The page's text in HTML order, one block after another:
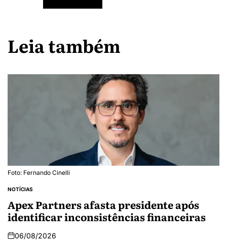
Leia também
Foto: Fernando Cinelli
NOTÍCIAS
Apex Partners afasta presidente após
identificar inconsistências financeiras
06/08/2026